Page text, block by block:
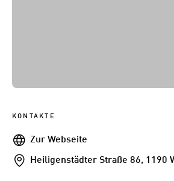
KONTAKTE
WebseiteZur Webseite
AddresseHeiligenstädter Straße 86, 1190